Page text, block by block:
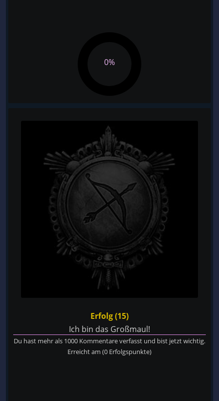
0%
Erfolg (15)
Ich bin das Großmaul!
Du hast mehr als 1000 Kommentare verfasst und bist jetzt wichtig.
Erreicht am (0 Erfolgspunkte)